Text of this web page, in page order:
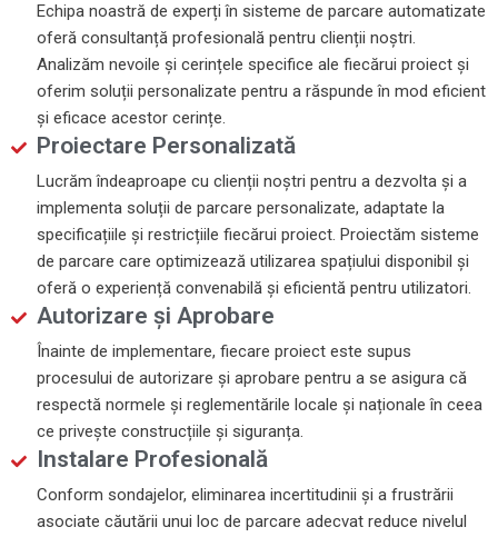
Echipa noastră de experți în sisteme de parcare automatizate
oferă consultanță profesională pentru clienții noștri.
Analizăm nevoile și cerințele specifice ale fiecărui proiect și
oferim soluții personalizate pentru a răspunde în mod eficient
și eficace acestor cerințe.
Proiectare Personalizată
Lucrăm îndeaproape cu clienții noștri pentru a dezvolta și a
implementa soluții de parcare personalizate, adaptate la
specificațiile și restricțiile fiecărui proiect. Proiectăm sisteme
de parcare care optimizează utilizarea spațiului disponibil și
oferă o experiență convenabilă și eficientă pentru utilizatori.
Autorizare și Aprobare
Înainte de implementare, fiecare proiect este supus
procesului de autorizare și aprobare pentru a se asigura că
respectă normele și reglementările locale și naționale în ceea
ce privește construcțiile și siguranța.
Instalare Profesională
Conform sondajelor, eliminarea incertitudinii și a frustrării
asociate căutării unui loc de parcare adecvat reduce nivelul